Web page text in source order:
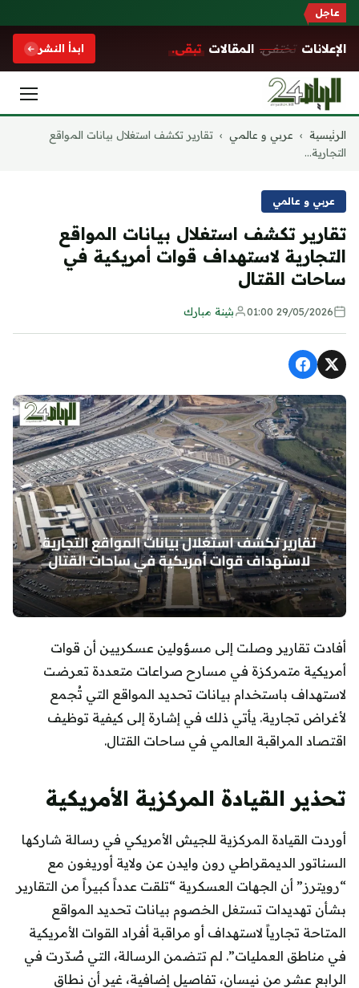
عاجل
الإعلانات تختفي. المقالات تبقى. ابدأ النشر
التجاوز
إلى
الرئيسية › عربي و عالمي › تقارير تكشف استغلال بيانات المواقع
التجارية...
عربي و عالمي
تقارير تكشف استغلال بيانات المواقع
التجارية لاستهداف قوات أمريكية في
ساحات القتال
29/05/2026 01:00 بثينة مبارك
أفادت تقارير وصلت إلى مسؤولين عسكريين أن قوات
أمريكية متمركزة في مسارح صراعات متعددة تعرضت
لاستهداف باستخدام بيانات تحديد المواقع التي تُجمع
لأغراض تجارية. يأتي ذلك في إشارة إلى كيفية توظيف
اقتصاد المراقبة العالمي في ساحات القتال.
تحذير القيادة المركزية الأمريكية
أوردت القيادة المركزية للجيش الأمريكي في رسالة شاركها
السناتور الديمقراطي رون وايدن عن ولاية أوريغون مع
“رويترز” أن الجهات العسكرية “تلقت عدداً كبيراً من التقارير
بشأن تهديدات تستغل الخصوم بيانات تحديد المواقع
المتاحة تجارياً لاستهداف أو مراقبة أفراد القوات الأمريكية
في مناطق العمليات”. لم تتضمن الرسالة، التي صُدّرت في
الرابع عشر من نيسان، تفاصيل إضافية، غير أن نطاق